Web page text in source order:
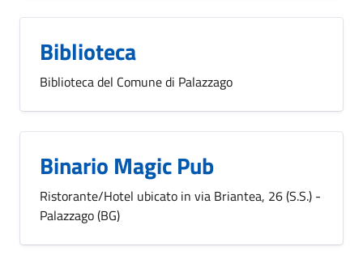
Biblioteca
Biblioteca del Comune di Palazzago
Binario Magic Pub
Ristorante/Hotel ubicato in via Briantea, 26 (S.S.) -
Palazzago (BG)